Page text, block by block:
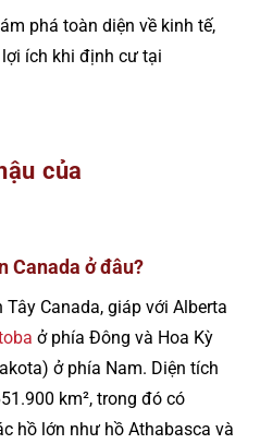
phá toàn diện về kinh tế,
ích khi định cư tại
của
Canada ở đâu?
Canada, giáp với Alberta
ở phía Đông và Hoa Kỳ
ở phía Nam. Diện tích
km², trong đó có
hồ lớn như hồ Athabasca và